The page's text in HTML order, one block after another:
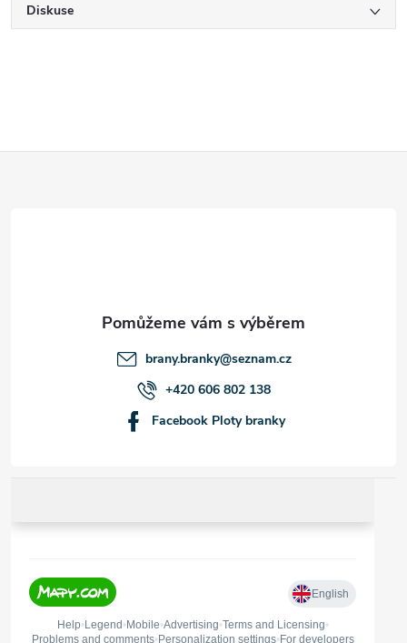
Diskuse
brany.branky@seznam.cz
+420 606 802 138
Facebook Ploty branky